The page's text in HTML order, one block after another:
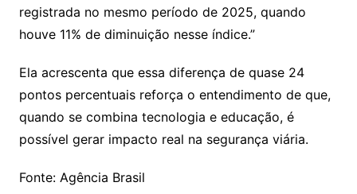
registrada no mesmo período de 2025, quando
houve 11% de diminuição nesse índice.”
Ela acrescenta que essa diferença de quase 24
pontos percentuais reforça o entendimento de que,
quando se combina tecnologia e educação, é
possível gerar impacto real na segurança viária.
Fonte: Agência Brasil